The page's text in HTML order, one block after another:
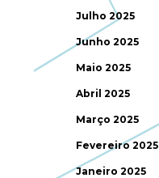
Julho 2025
Junho 2025
Maio 2025
Abril 2025
Março 2025
Fevereiro 2025
Janeiro 2025